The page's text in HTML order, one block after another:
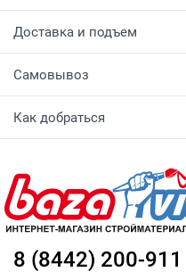
Доставка и подъем
Самовывоз
Как добраться
8 (8442) 200-911